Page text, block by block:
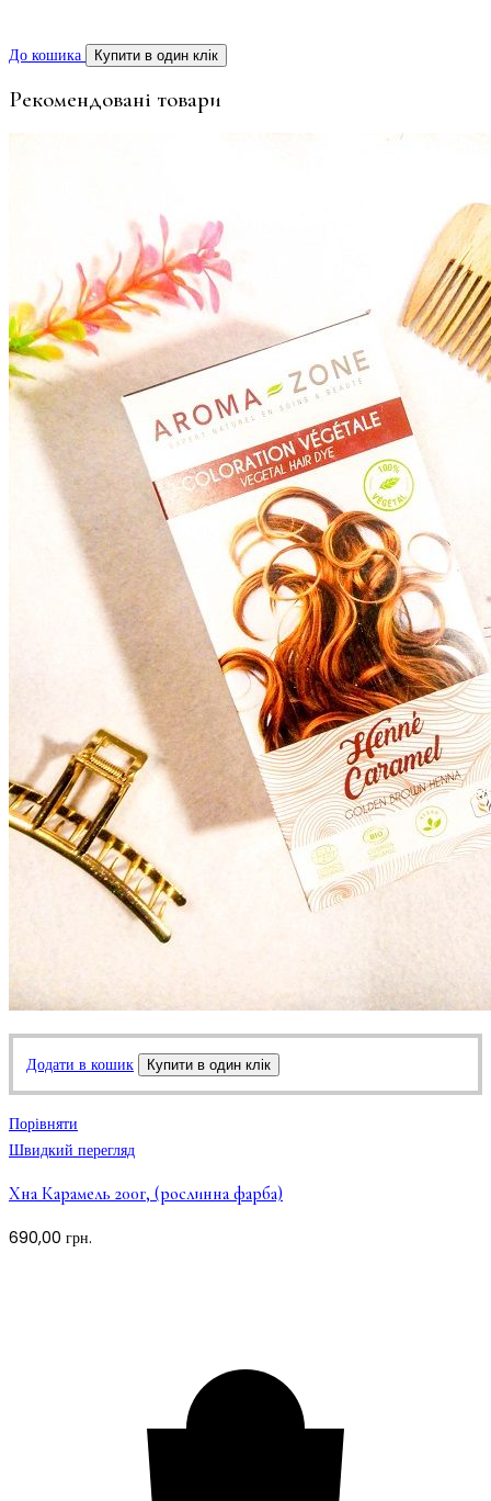
До кошика Купити в один клік
Рекомендовані товари
Додати в кошик Купити в один клік
Порівняти
Швидкий перегляд
Хна Карамель 200г, (рослинна фарба)
690,00 грн.